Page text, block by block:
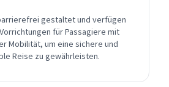
gestaltet und verfügen
für Passagiere mit
Mobilität, um eine sichere und
Reise zu gewährleisten.